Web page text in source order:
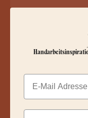
Email
Dein Vorname